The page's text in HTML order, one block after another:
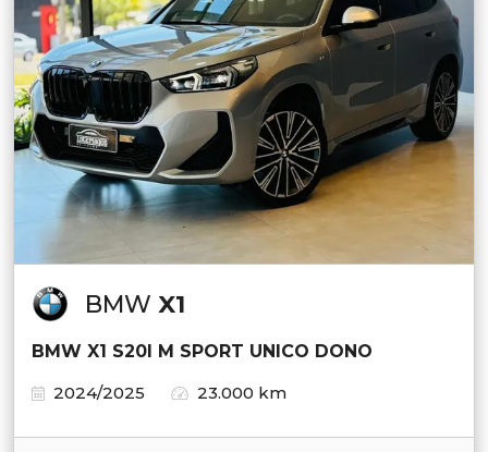
BMW X1
BMW X1 S20I M SPORT UNICO DONO
2024/2025
23.000 km